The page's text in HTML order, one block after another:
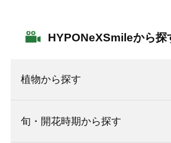
HYPONeXSmileから探
植物から探す
旬・開花時期から探す